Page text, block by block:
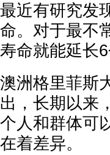
最近有研究发
命。对于最不
寿命就能延长6
澳洲格里菲斯
出，长期以来
个人和群体可
在着差异。